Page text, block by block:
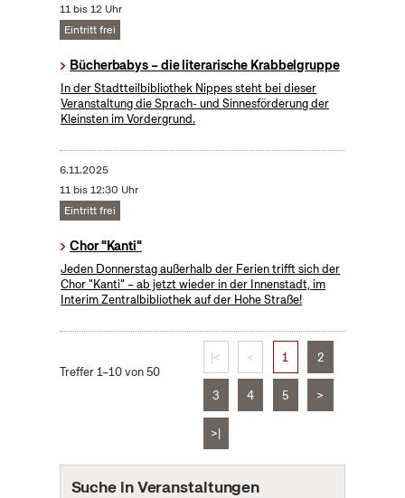
11 bis 12 Uhr
Eintritt frei
Bücherbabys – die literarische Krabbelgruppe
In der Stadtteilbibliothek Nippes steht bei dieser
Veranstaltung die Sprach- und Sinnesförderung der
Kleinsten im Vordergrund.
6.11.2025
11 bis 12:30 Uhr
Eintritt frei
Chor "Kanti"
Jeden Donnerstag außerhalb der Ferien trifft sich der
Chor "Kanti" – ab jetzt wieder in der Innenstadt, im
Interim Zentralbibliothek auf der Hohe Straße!
Treffer 1–10 von 50
|< < 1 2
3 4 5 >
>|
Suche in Veranstaltungen